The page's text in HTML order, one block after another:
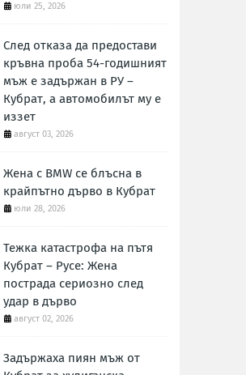
юли 25, 2026
След отказа да предостави
кръвна проба 54-годишният
мъж е задържан в РУ –
Кубрат, а автомобилът му е
иззет
август 03, 2026
Жена с BMW се блъсна в
крайпътно дърво в Кубрат
юли 28, 2026
Тежка катастрофа на пътя
Кубрат – Русе: Жена
пострада сериозно след
удар в дърво
август 02, 2026
Задържаха пиян мъж от